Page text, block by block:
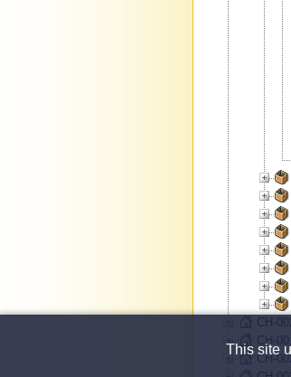
CH-
CH-
CH-
This site